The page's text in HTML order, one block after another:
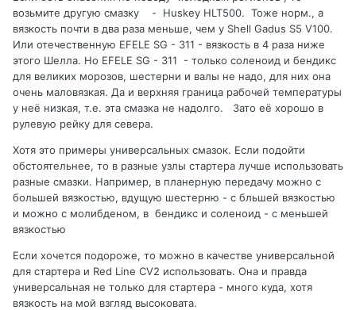
возьмите другую смазку - Huskey HLT500. Тоже норм., а
вязкость почти в два раза меньше, чем у Shell Gadus S5 V100.
Или отечественную EFELE SG - 311 - вязкость в 4 раза ниже
этого Шелла. Но EFELE SG - 311 - только соленоид и бендикс
для великих морозов, шестерни и валы не надо, для них она
очень маловязкая. Да и верхняя граница рабочей температуры
у неё низкая, т.е. эта смазка не надолго. Зато её хорошо в
рулевую рейку для севера.
Хотя это примеры универсальных смазок. Если подойти
обстоятельнее, то в разные узлы стартера лучше использовать
разные смазки. Например, в планерную передачу можно с
большей вязкостью, вдущую шестерню - с бльшей вязкостью
и можно с молибденом, в бендикс и соленоид - с меньшей
вязкостью
Если хочется подороже, то можно в качестве универсальной
для стартера и Red Line CV2 использовать. Она и правда
универсальная не только для стартера - много куда, хотя
вязкость на мой взгляд высоковата.